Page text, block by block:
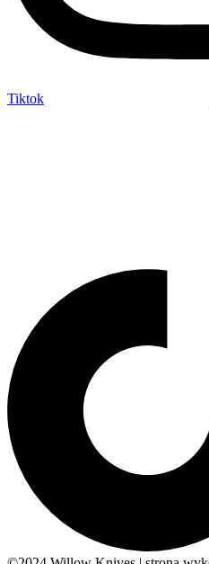
Tiktok